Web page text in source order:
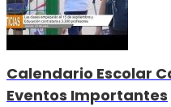
Calendario Escolar
Eventos Importantes